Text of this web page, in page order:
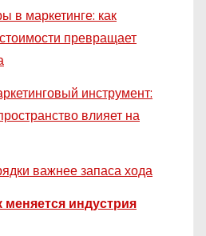
в маркетинге: как
превращает
инструмент:
влияет на
важнее запаса хода
меняется индустрия